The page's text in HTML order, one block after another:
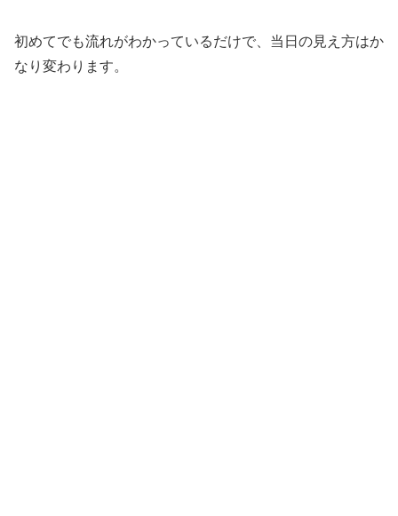
初めてでも流れがわかっているだけで、当日の見え方はか
なり変わります。